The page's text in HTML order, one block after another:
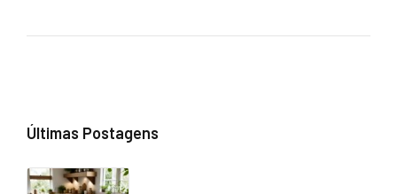
Últimas Postagens